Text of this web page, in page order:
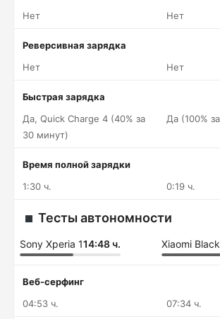
Нет
Нет
Реверсивная зарядка
Нет
Нет
Быстрая зарядка
Да, Quick Charge 4 (40% за
30 минут)
Да (100%
Время полной зарядки
1:30 ч.
0:19 ч.
Тесты автономности
Sony Xperia 114:48 ч. Xiaomi
Веб-серфинг
04:53 ч.
07:34 ч.